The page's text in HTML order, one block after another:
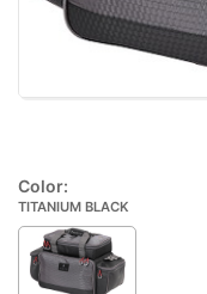
Color:
TITANIUM BLACK